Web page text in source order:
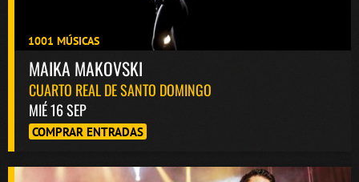
1001 MÚSICAS
MAIKA MAKOVSKI
CUARTO REAL DE SANTO DOMINGO
MIÉ 16 SEP
COMPRAR ENTRADAS